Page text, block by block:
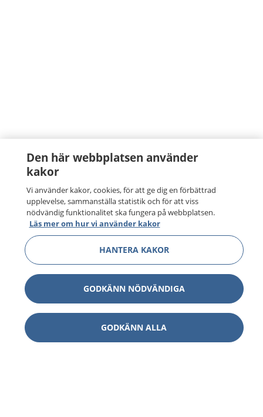
Den här webbplatsen använder
kakor
Vi använder kakor, cookies, för att ge dig en förbättrad
upplevelse, sammanställa statistik och för att viss
nödvändig funktionalitet ska fungera på webbplatsen.
Läs mer om hur vi använder kakor
HANTERA KAKOR
GODKÄNN NÖDVÄNDIGA
GODKÄNN ALLA